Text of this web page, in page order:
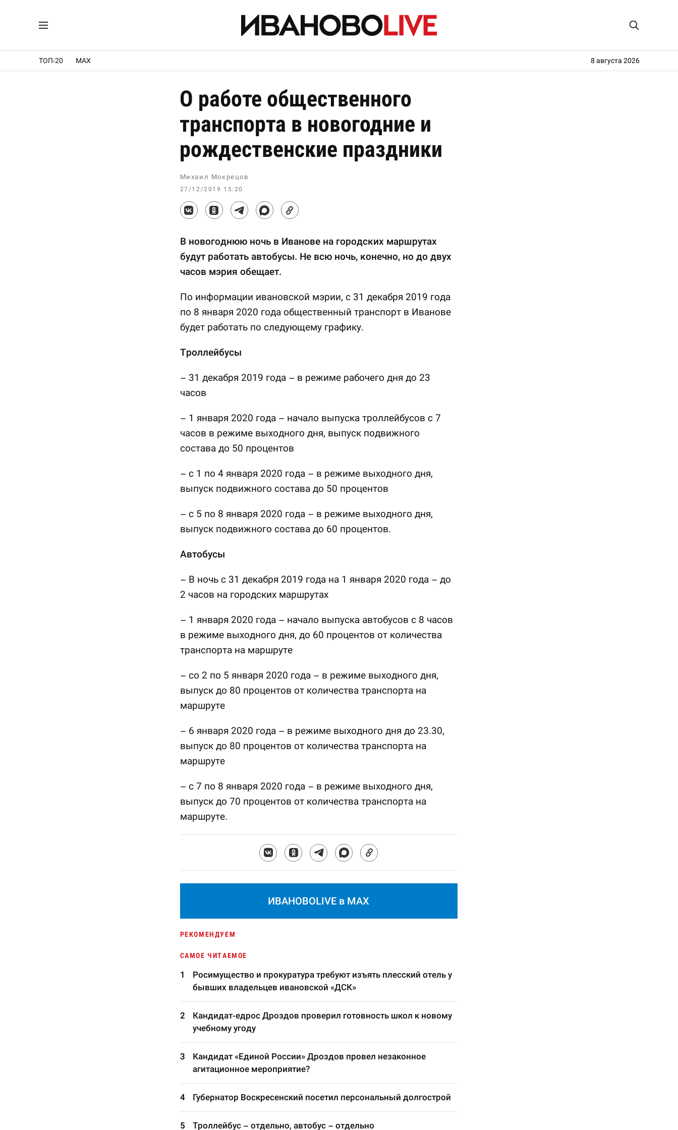
ТОП-20 MAX 8 августа 2026
О работе общественного
транспорта в новогодние и
рождественские праздники
Михаил Мокрецов
27/12/2019 15:20
В новогоднюю ночь в Иванове на городских маршрутах
будут работать автобусы. Не всю ночь, конечно, но до двух
часов мэрия обещает.
По информации ивановской мэрии, с 31 декабря 2019 года
по 8 января 2020 года общественный транспорт в Иванове
будет работать по следующему графику.
Троллейбусы
– 31 декабря 2019 года – в режиме рабочего дня до 23
часов
– 1 января 2020 года – начало выпуска троллейбусов с 7
часов в режиме выходного дня, выпуск подвижного
состава до 50 процентов
– с 1 по 4 января 2020 года – в режиме выходного дня,
выпуск подвижного состава до 50 процентов
– с 5 по 8 января 2020 года – в режиме выходного дня,
выпуск подвижного состава до 60 процентов.
Автобусы
– В ночь с 31 декабря 2019 года на 1 января 2020 года – до
2 часов на городских маршрутах
– 1 января 2020 года – начало выпуска автобусов с 8 часов
в режиме выходного дня, до 60 процентов от количества
транспорта на маршруте
– со 2 по 5 января 2020 года – в режиме выходного дня,
выпуск до 80 процентов от количества транспорта на
маршруте
– 6 января 2020 года – в режиме выходного дня до 23.30,
выпуск до 80 процентов от количества транспорта на
маршруте
– с 7 по 8 января 2020 года – в режиме выходного дня,
выпуск до 70 процентов от количества транспорта на
маршруте.
ИВАНОВОLIVE в MAX
РЕКОМЕНДУЕМ
САМОЕ ЧИТАЕМОЕ
Росимущество и прокуратура требуют изъять плесский отель у
бывших владельцев ивановской «ДСК»
Кандидат-едрос Дроздов проверил готовность школ к новому
учебному угоду
Кандидат «Единой России» Дроздов провел незаконное
агитационное мероприятие?
Губернатор Воскресенский посетил персональный долгострой
Троллейбус – отдельно, автобус – отдельно